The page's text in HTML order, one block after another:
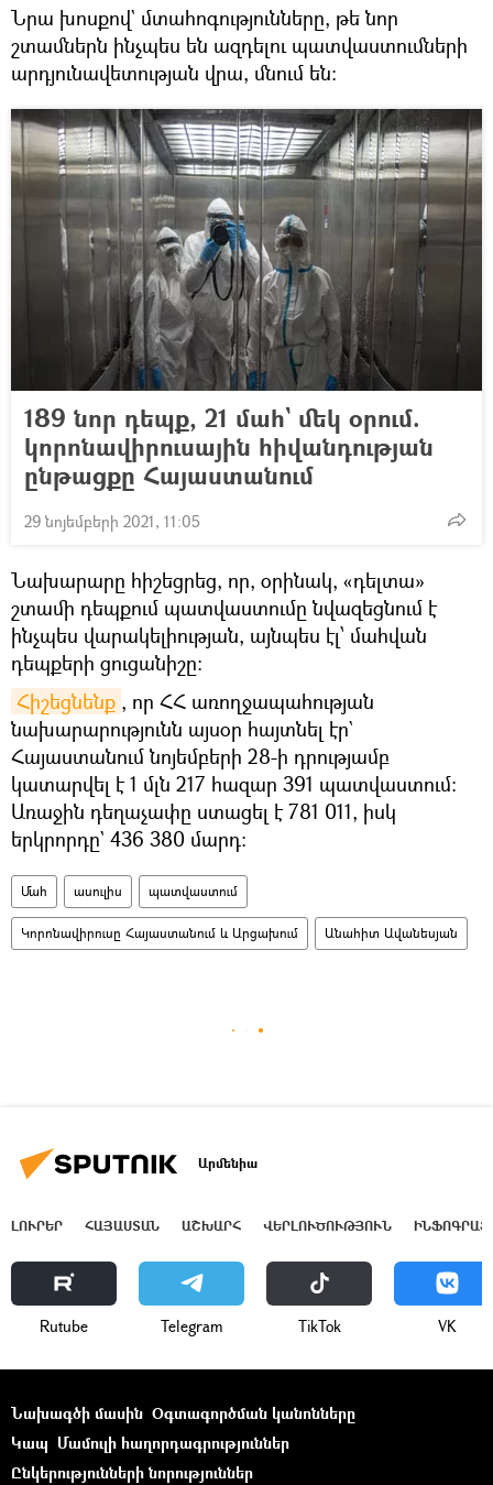
Նրա խոսքով` մտահոգությունները, թե նոր
շտամներն ինչպես են ազդելու պատվաստումների
արդյունավետության վրա, մնում են։
189 նոր դեպք, 21 մահ` մեկ օրում.
կորոնավիրուսային հիվանդության
ընթացքը Հայաստանում
29 նոյեմբերի 2021, 11:05
Նախարարը հիշեցրեց, որ, օրինակ, «դելտա»
շտամի դեպքում պատվաստումը նվազեցնում է
ինչպես վարակելիության, այնպես էլ՝ մահվան
դեպքերի ցուցանիշը։
Հիշեցնենք , որ ՀՀ առողջապահության
նախարարությունն այսօր հայտնել էր`
Հայաստանում նոյեմբերի 28-ի դրությամբ
կատարվել է 1 մլն 217 հազար 391 պատվաստում։
Առաջին դեղաչափը ստացել է 781 011, իսկ
երկրորդը` 436 380 մարդ։
Մահ ասուլիս պատվաստում
Կորոնավիրուսը Հայաստանում և Արցախում Անահիտ Ավանեսյան
Արմենիա
ԼՈՒՐԵՐ ՀԱՅԱՍՏԱՆ ԱՇԽԱՐՀ ՎԵՐԼՈՒԾՈՒԹՅՈՒՆ
Rutube Telegram ТikТоk VK
Նախագծի մասին Օգտագործման կանոնները
Կապ Մամուլի հաղորդագրություններ
Ընկերությունների նորություններ